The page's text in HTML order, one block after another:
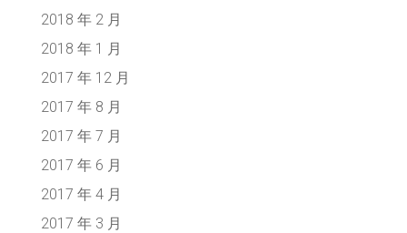
2018 年 2 月
2018 年 1 月
2017 年 12 月
2017 年 8 月
2017 年 7 月
2017 年 6 月
2017 年 4 月
2017 年 3 月